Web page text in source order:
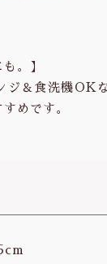
。】
ジ＆食洗機OK
めです。